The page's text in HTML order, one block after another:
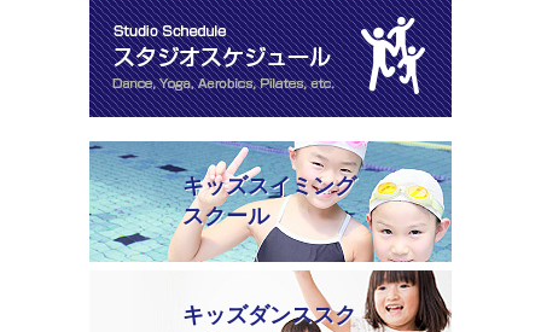
キッズスイミング
スクール
キッズダンススク